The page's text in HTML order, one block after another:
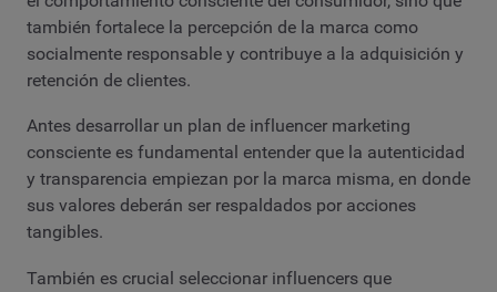
también fortalece la percepción de la marca como
socialmente responsable y contribuye a la adquisición y
retención de clientes.
Antes desarrollar un plan de influencer marketing
consciente es fundamental entender que la autenticidad
y transparencia empiezan por la marca misma, en donde
sus valores deberán ser respaldados por acciones
tangibles.
También es crucial seleccionar influencers que